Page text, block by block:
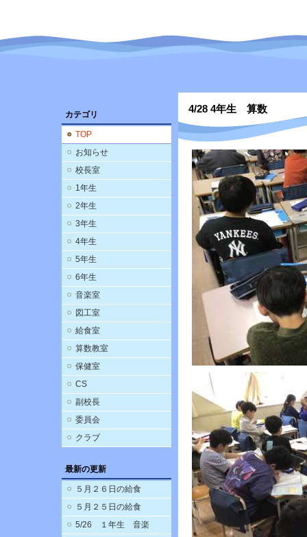
カテゴリ
TOP
お知らせ
校長室
1年生
2年生
3年生
4年生
5年生
6年生
音楽室
図工室
給食室
算数教室
保健室
CS
副校長
委員会
クラブ
最新の更新
５月２６日の給食
５月２５日の給食
5/26 １年生 音楽
4/28 4年生 算数